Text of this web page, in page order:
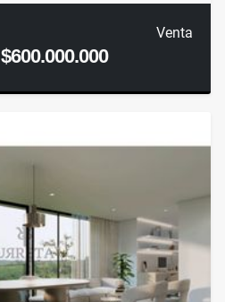
Venta
$600.000.000